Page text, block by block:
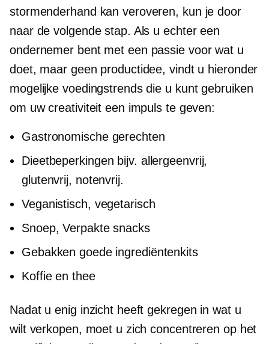
stormenderhand kan veroveren, kun je door
naar de volgende stap. Als u echter een
ondernemer bent met een passie voor wat u
doet, maar geen productidee, vindt u hieronder
mogelijke voedingstrends die u kunt gebruiken
om uw creativiteit een impuls te geven:
Gastronomische gerechten
Dieetbeperkingen bijv. allergeenvrij,
glutenvrij, notenvrij.
Veganistisch, vegetarisch
Snoep, Verpakte snacks
Gebakken goede ingrediëntenkits
Koffie en thee
Nadat u enig inzicht heeft gekregen in wat u
wilt verkopen, moet u zich concentreren op het